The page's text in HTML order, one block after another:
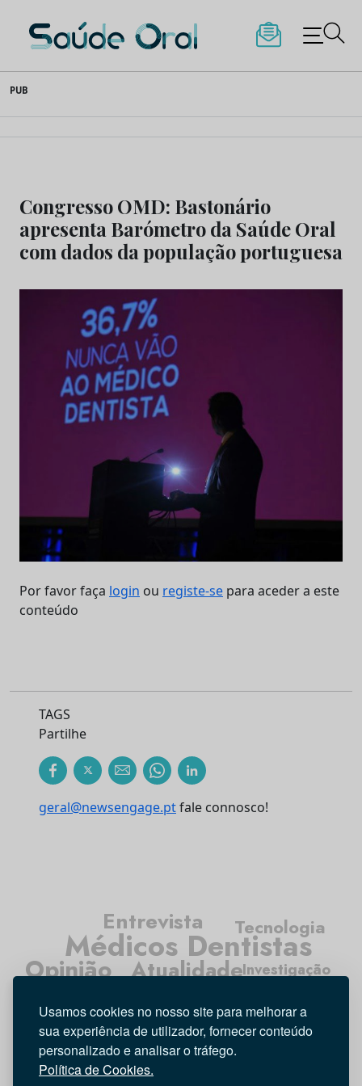
Usamos cookies no nosso site para melhorar a
sua experiência de utilizador, fornecer conteúdo
personalizado e analisar o tráfego.
Política de Cookies.
to
content
Saúde Oral
PUB
Congresso OMD: Bastonário
apresenta Barómetro da Saúde Oral
com dados da população portuguesa
Por favor faça login ou registe-se para aceder a este
conteúdo
TAGS
Partilhe
geral@newsengage.ptfale connosco!
Atualidade
Médicos Dentistas
Higiene Oral
Entrevista
Opinião
Tecnologia
Investigação